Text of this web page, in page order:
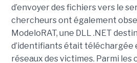
d’envoyer des fichiers vers le
chercheurs ont également
ModeloRAT, une DLL .NET
d’identifiants était téléchargée
réseaux des victimes. Parmi les